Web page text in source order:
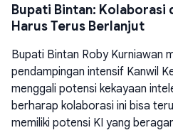
Bupati Bintan: Kolaborasi
Harus Terus Berlanjut
Bupati Bintan Roby Kurniawan
pendampingan intensif Kanwil
menggali potensi kekayaan
berharap kolaborasi ini bisa
memiliki potensi KI yang